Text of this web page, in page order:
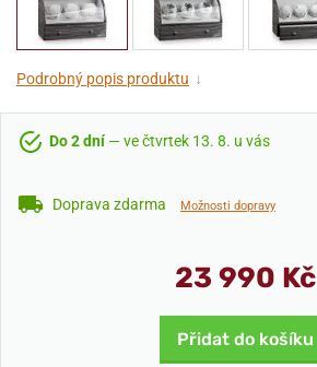
Podrobný popis produktu ↓
Do 2 dní— ve čtvrtek 13. 8. u vás
Doprava zdarma Možnosti dopravy
23 990 Kč
Přidat do košíku